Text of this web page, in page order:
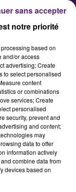
: Dijon
à
retrouve
des Sports
(une
notre priorité
based on
and/or access
advertising; Create
to select personalised
content
or combinations
services; Create
personalised
security, prevent and
and content;
may
data to offer
information actively
combine data from
devices based on
sans accepter